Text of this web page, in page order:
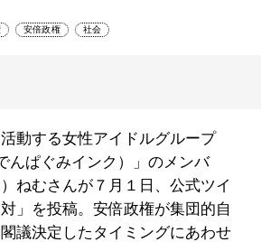
安倍政権 社会
動する女性アイドルグループ
んぱぐみインク）」のメンバ
ねむさんが７月１日、公式ツイ
」を投稿。安倍政権が集団的自
議決定したタイミングにあわせ